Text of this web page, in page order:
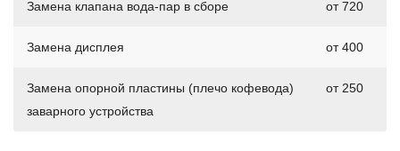
Замена клапана вода-пар в сборе от 720
Замена дисплея от 400
Замена опорной пластины (плечо кофевода)
заварного устройства
от 250